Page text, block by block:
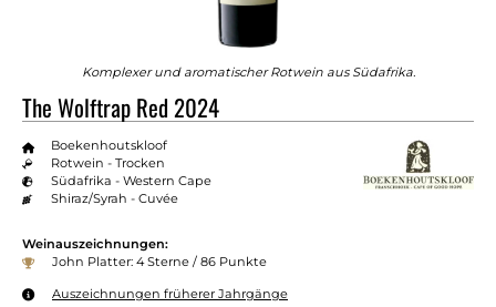
Komplexer und aromatischer Rotwein aus Südafrika.
The Wolftrap Red 2024
Boekenhoutskloof
Rotwein - Trocken
Südafrika - Western Cape
Shiraz/Syrah - Cuvée
Weinauszeichnungen:
John Platter: 4 Sterne / 86 Punkte
Auszeichnungen früherer Jahrgänge